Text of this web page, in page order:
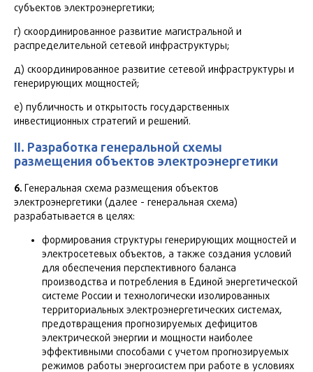
субъектов электроэнергетики;
г) скоординированное развитие магистральной и
распределительной сетевой инфраструктуры;
д) скоординированное развитие сетевой инфраструктуры и
генерирующих мощностей;
е) публичность и открытость государственных
инвестиционных стратегий и решений.
II. Разработка генеральной схемы
размещения объектов электроэнергетики
6. Генеральная схема размещения объектов
электроэнергетики (далее - генеральная схема)
разрабатывается в целях:
формирования структуры генерирующих мощностей и
электросетевых объектов, а также создания условий
для обеспечения перспективного баланса
производства и потребления в Единой энергетической
системе России и технологически изолированных
территориальных электроэнергетических системах,
предотвращения прогнозируемых дефицитов
электрической энергии и мощности наиболее
эффективными способами с учетом прогнозируемых
режимов работы энергосистем при работе в условиях